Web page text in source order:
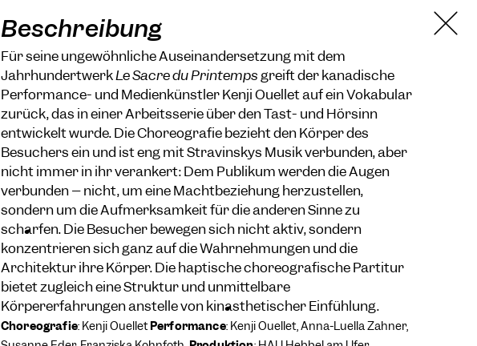
Beschreibung
Für seine ungewöhnliche Auseinandersetzung mit dem
JahrhundertwerkLe Sacre du Printempsgreift der kanadische
Performance- und Medienkünstler Kenji Ouelletauf ein Vokabular
zurück, das in einer Arbeitsserie über den Tast- und Hörsinn
entwickelt wurde. Die Choreografie bezieht den Körper des
Besuchers ein und ist eng mit Stravinskys Musik verbunden, aber
nicht immer in ihr verankert: Dem Publikum werden die Augen
verbunden – nicht, um eine Machtbeziehung herzustellen,
sondern um die Aufmerksamkeit für die anderen Sinne zu
schärfen. Die Besucher bewegen sich nicht aktiv, sondern
konzentrieren sich ganz auf die Wahrnehmungen und die
Architektur ihre Körper. Die haptische choreografische Partitur
bietet zugleich eine Struktur und unmittelbare
Körpererfahrungen anstelle von kinästhetischer Einfühlung.
Choreografie: Kenji Ouellet Performance: Kenji Ouellet, Anna-Luella Zahner,